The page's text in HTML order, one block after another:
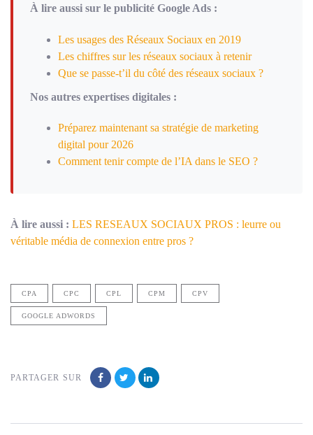
À lire aussi sur le publicité Google Ads :
Les usages des Réseaux Sociaux en 2019
Les chiffres sur les réseaux sociaux à retenir
Que se passe-t’il du côté des réseaux sociaux ?
Nos autres expertises digitales :
Préparez maintenant sa stratégie de marketing
digital pour 2026
Comment tenir compte de l’IA dans le SEO ?
À lire aussi : LES RESEAUX SOCIAUX PROS : leurre ou
véritable média de connexion entre pros ?
CPA CPC CPL CPM CPV
GOOGLE ADWORDS
PARTAGER SUR